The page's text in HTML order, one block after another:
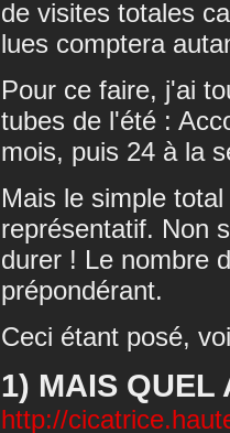
de visites totales
lues comptera
Pour ce faire, j'ai
tubes de l'été :
mois, puis 24 à la
Mais le simple
représentatif. Non
durer ! Le nombre
prépondérant.
Ceci étant posé,
1) MAIS QUEL
http://